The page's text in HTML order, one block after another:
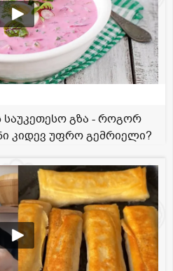
საუკეთესო გზა - როგორ
კიდევ უფრო გემრიელი?